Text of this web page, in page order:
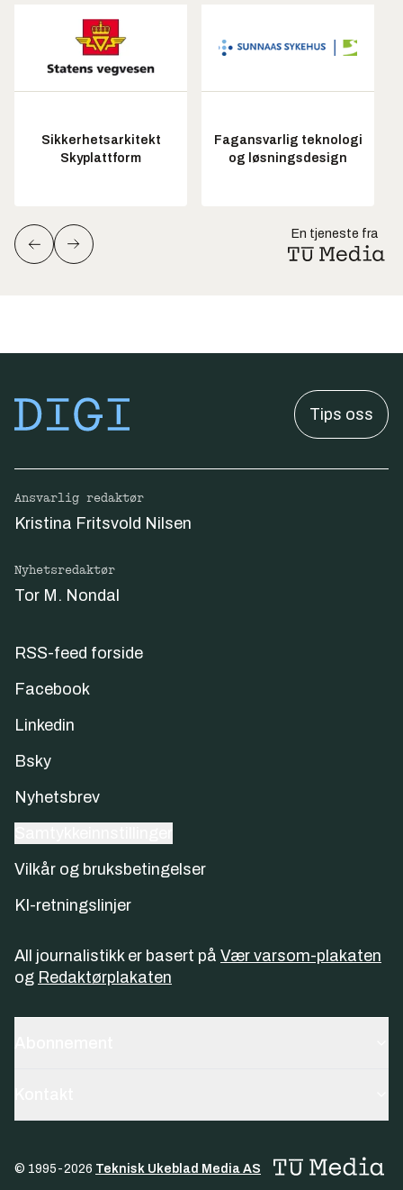
Sikkerhetsarkitekt
Skyplattform
Fagansvarlig teknologi
og løsningsdesign
En tjeneste fra
Tips oss
Ansvarlig redaktør
Kristina Fritsvold Nilsen
Nyhetsredaktør
Tor M. Nondal
RSS-feed forside
Facebook
Linkedin
Bsky
Nyhetsbrev
Vilkår og bruksbetingelser
KI-retningslinjer
All journalistikk er basert på Vær varsom-plakaten
og Redaktørplakaten
© 1995-2026 Teknisk Ukeblad Media AS